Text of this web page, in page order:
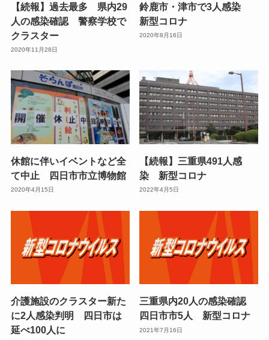
【続報】過去最多 県内29
人の感染確認 警察学校で
クラスター
2020年11月28日
鈴鹿市・津市で3人感染
新型コロナ
2020年8月16日
休館に伴いイベントなど全
て中止 四日市市立博物館
2020年4月15日
【続報】三重県491人感
染 新型コロナ
2022年4月5日
介護施設のクラスター新た
に2人感染判明 四日市は
延べ100人に
三重県内20人の感染確認
四日市市5人 新型コロナ
2021年7月16日